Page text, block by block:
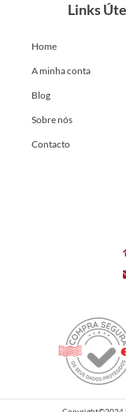
Links
Home
A minha conta
Blog
Sobre nós
Contacto